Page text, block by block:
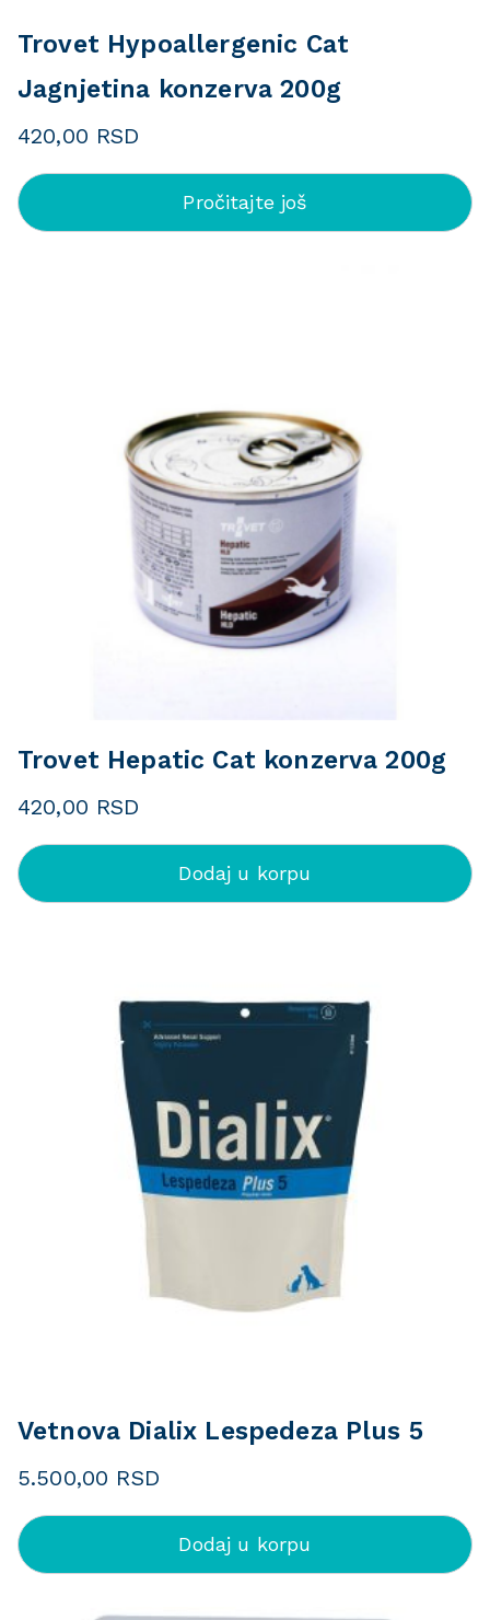
Trovet Hypoallergenic Cat
Jagnjetina konzerva 200g
420,00 RSD
Pročitajte još
Trovet Hepatic Cat konzerva 200g
420,00 RSD
Dodaj u korpu
Vetnova Dialix Lespedeza Plus 5
5.500,00 RSD
Dodaj u korpu